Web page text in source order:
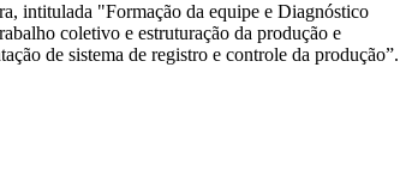
intitulada "Formação da equipe e Diagnóstico
coletivo e estruturação da produção e
de sistema de registro e controle da produção”.